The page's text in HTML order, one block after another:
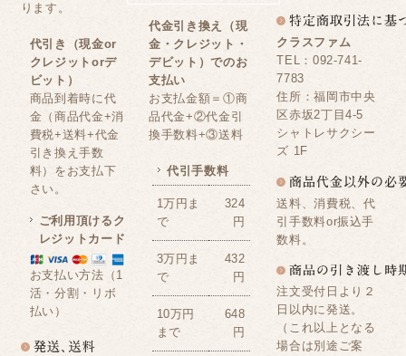
ります。
代引き（現金or
クレジットorデ
ビット）
商品到着時に代
金（商品代金+消
費税+送料+代金
引き換え手数
料）をお支払下
さい。
ご利用頂けるク
レジットカード
お支払い方法（1
活・分割・リボ
払い）
代金引き換え（現
金・クレジット・
デビット）でのお
支払い
お支払金額＝①商
品代金+②代金引
換手数料+③送料
代引手数料
1万円ま
で
324
円
3万円ま
で
432
円
10万円
まで
648
円
クラスファム
TEL：092-741-
7783
住所：福岡市中央
区赤坂2丁目4-5
シャトレサクシー
ズ 1F
送料、消費税、代
引手数料or振込手
数料。
注文受付日より２
日以内に発送。
（これ以上となる
場合は別途ご案